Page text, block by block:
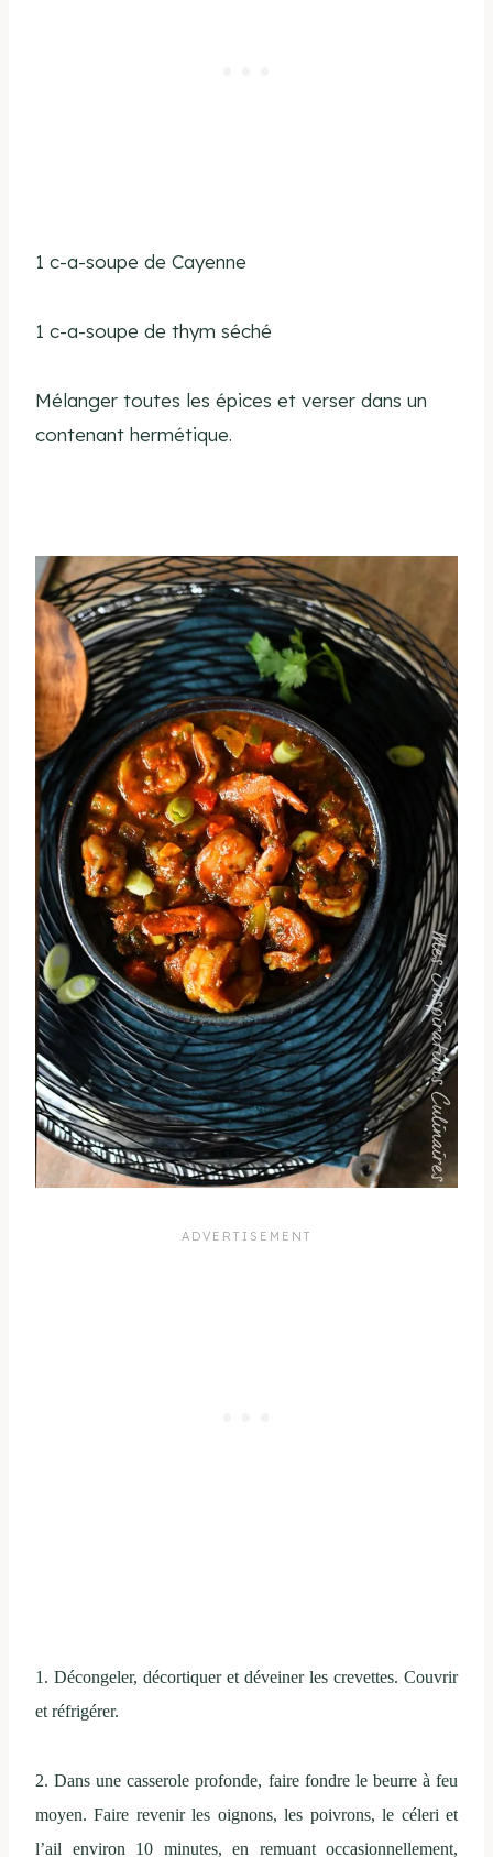
1 c-a-soupe de Cayenne
1 c-a-soupe de thym séché
Mélanger toutes les épices et verser dans un
contenant hermétique.
1. Décongeler, décortiquer et déveiner les crevettes. Couvrir
et réfrigérer.
2. Dans unecasserole profonde, faire fondre le beurre à feu
moyen. Faire revenir les oignons, les poivrons, le céleriet
l’ail
environ 10 minutes, en remuant occasionnellement,